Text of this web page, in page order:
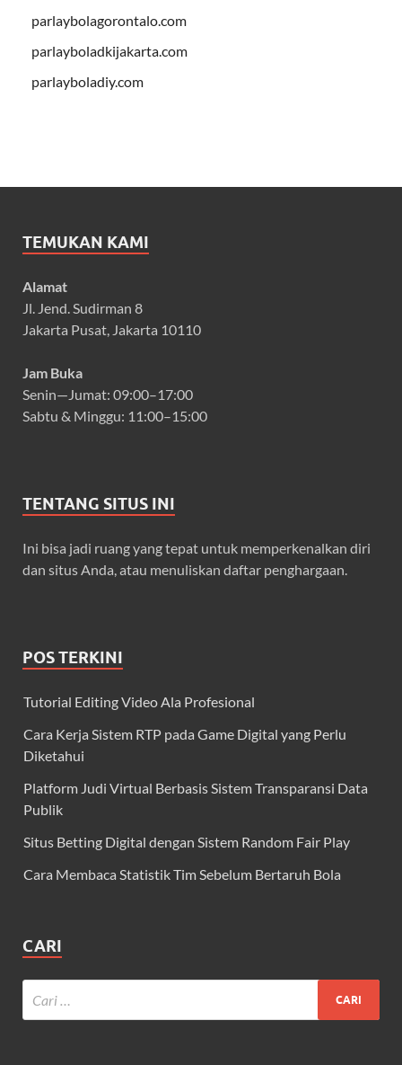
parlaybolagorontalo.com
parlayboladkijakarta.com
parlayboladiy.com
TEMUKAN KAMI
Alamat
Jl. Jend. Sudirman 8
Jakarta Pusat, Jakarta 10110
Jam Buka
Senin—Jumat: 09:00–17:00
Sabtu & Minggu: 11:00–15:00
TENTANG SITUS INI
Ini bisa jadi ruang yang tepat untuk memperkenalkan diri
dan situs Anda, atau menuliskan daftar penghargaan.
POS TERKINI
Tutorial Editing Video Ala Profesional
Cara Kerja Sistem RTP pada Game Digital yang Perlu
Diketahui
Platform Judi Virtual Berbasis Sistem Transparansi Data
Publik
Situs Betting Digital dengan Sistem Random Fair Play
Cara Membaca Statistik Tim Sebelum Bertaruh Bola
CARI